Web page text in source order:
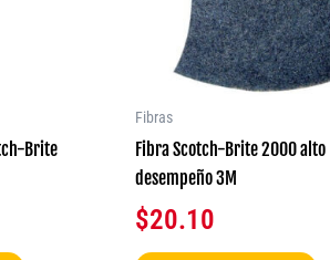
Brite
en
Fibras
Fibra Scotch-Brite 2000 alto
desempeño 3M
$20.10